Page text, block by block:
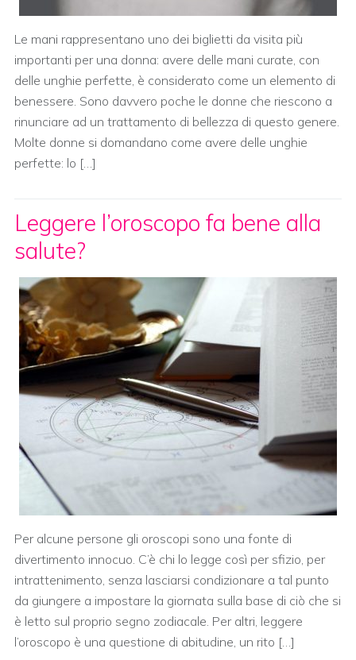
Le mani rappresentano uno dei biglietti da visita più
importanti per una donna: avere delle mani curate, con
delle unghie perfette, è considerato come un elemento di
benessere. Sono davvero poche le donne che riescono a
rinunciare ad un trattamento di bellezza di questo genere.
Molte donne si domandano come avere delle unghie
perfette: lo […]
Leggere l’oroscopo fa bene alla
salute?
Per alcune persone gli oroscopi sono una fonte di
divertimento innocuo. C’è chi lo legge così per sfizio, per
intrattenimento, senza lasciarsi condizionare a tal punto
da giungere a impostare la giornata sulla base di ciò che si
è letto sul proprio segno zodiacale. Per altri, leggere
l’oroscopo è una questione di abitudine, un rito […]